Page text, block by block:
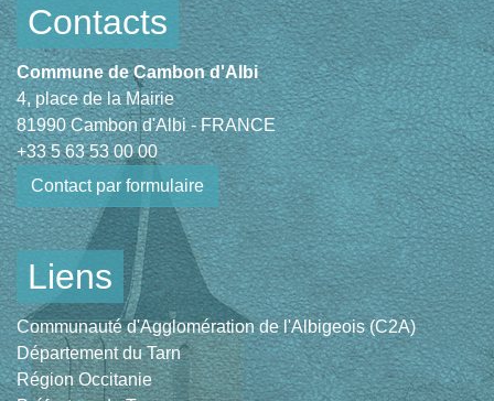
Contacts
Commune de Cambon d'Albi
4, place de la Mairie
81990 Cambon d'Albi - FRANCE
+33 5 63 53 00 00
Contact par formulaire
Liens
Communauté d'Agglomération de l'Albigeois (C2A)
Département du Tarn
Région Occitanie